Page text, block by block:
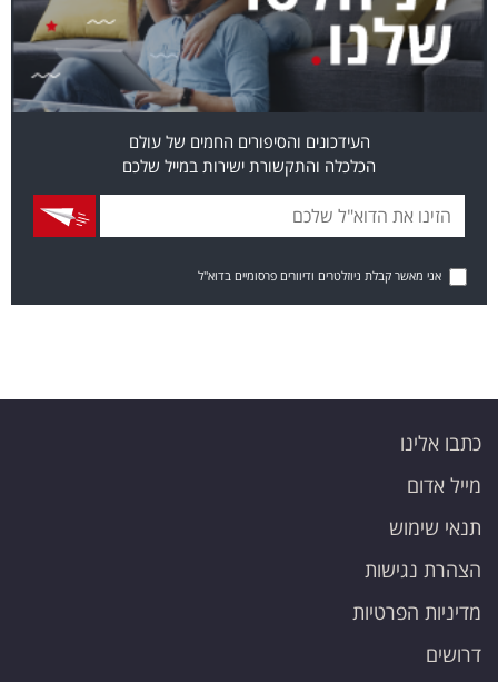
העידכונים והסיפורים החמים של עולם
הכלכלה והתקשורת ישירות במייל שלכם
אני מאשר קבלת ניוזלטרים ודיוורים פרסומיים בדוא"ל
כתבו אלינו
מייל אדום
תנאי שימוש
הצהרת נגישות
מדיניות הפרטיות
דרושים